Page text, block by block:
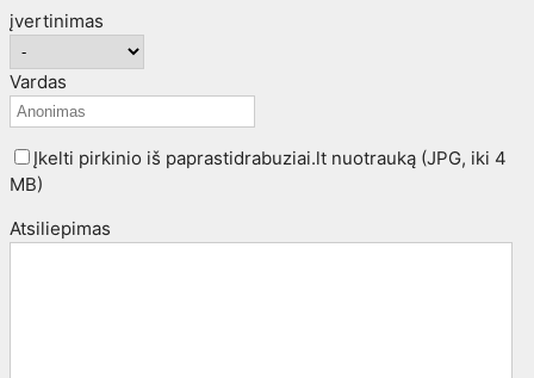
įvertinimas
Vardas
Įkelti pirkinio iš paprastidrabuziai.lt nuotrauką (JPG, iki 4
MB)
Atsiliepimas